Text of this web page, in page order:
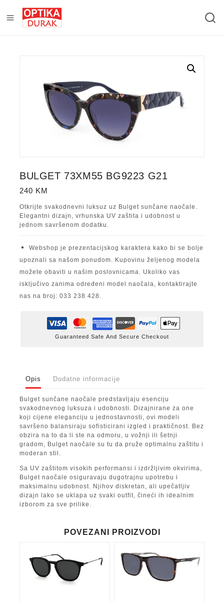
BULGET 73XM55 BG9223 G21
240 KM
Otkrijte svakodnevni luksuz uz Bulget sunčane naočale.
Elegantni dizajn, vrhunska UV zaštita i udobnost u
jednom savršenom dodatku.
Webshop je prezentacijskog karaktera kako bi se bolje
upoznali sa našom ponudom. Kupovinu željenog modela
možete obaviti u našim poslovnicama. Ukoliko vas
isključivo zanima određeni model naočala, kontaktirajte
nas na broj: 033 238 428.
Guaranteed Safe And Secure Checkout
Opis Dodatne informacije
Bulget sunčane naočale predstavljaju esenciju
svakodnevnog luksuza i udobnosti. Dizajnirane za one
koji cijene eleganciju u jednostavnosti, ovi modeli
savršeno balansiraju sofisticirani izgled i praktičnost. Bez
obzira na to da li ste na odmoru, u vožnji ili šetnji
gradom, Bulget naočale su tu da pruže optimalnu zaštitu i
moderan stil.
Sa UV zaštitom visokih performansi i izdržljivim okvirima,
Bulget naočale osiguravaju dugotrajnu upotrebu i
maksimalnu udobnost. Njihov diskretan, ali upečatljiv
dizajn lako se uklapa uz svaki outfit, čineći ih idealnim
izborom za sve prilike.
POVEZANI PROIZVODI